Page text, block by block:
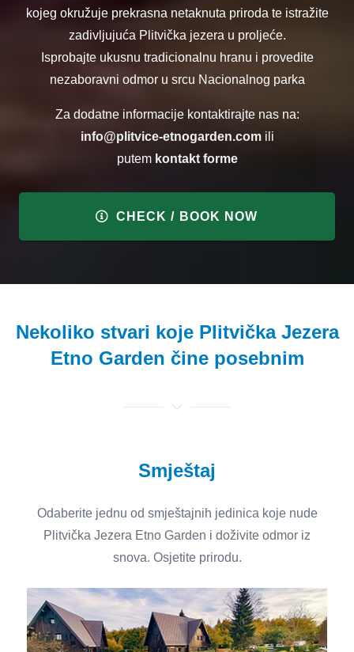
kojeg okružuje prekrasna netaknuta priroda te istražite
zadivljujuća Plitvička jezera u proljeće.
Isprobajte ukusnu tradicionalnu hranu i provedite
nezaboravni odmor u srcu Nacionalnog parka
Za dodatne informacije kontaktirajte nas na:
info@plitvice-etnogarden.comili
putem kontakt forme
CHECK / BOOK NOW
Nekoliko stvari koje Plitvička Jezera
Etno Garden čine posebnim
Smještaj
Odaberite jednu od smještajnih jedinica koje nude
Plitvička Jezera Etno Garden i doživite odmor iz
snova. Osjetite prirodu.